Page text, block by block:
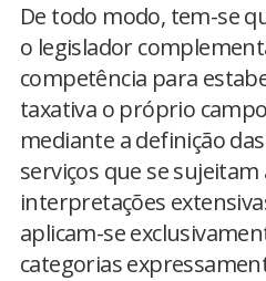
De todo modo, tem-se
o legislador
competência para
taxativa o próprio
mediante a definição
serviços que se
interpretações
aplicam-se
categorias